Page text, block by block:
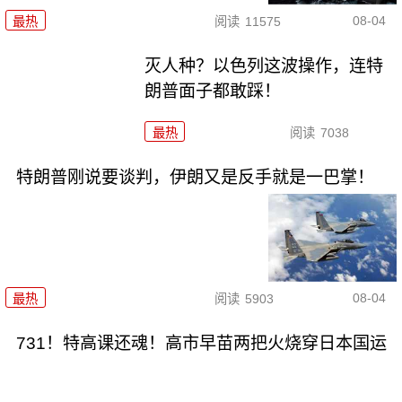
最热 阅读 11575 08-04
灭人种？以色列这波操作，连特
朗普面子都敢踩！
最热 阅读 7038
特朗普刚说要谈判，伊朗又是反手就是一巴掌！
最热 阅读 5903 08-04
731！特高课还魂！高市早苗两把火烧穿日本国运